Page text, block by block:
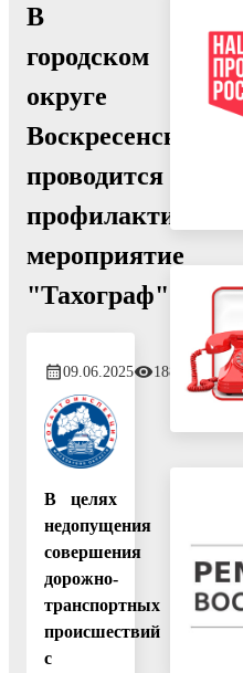
В
городском
округе
Воскресенск
проводится
профилактическое
мероприятие
"Тахограф"
09.06.2025 188
В целях
недопущения
совершения
дорожно-
транспортных
происшествий
с